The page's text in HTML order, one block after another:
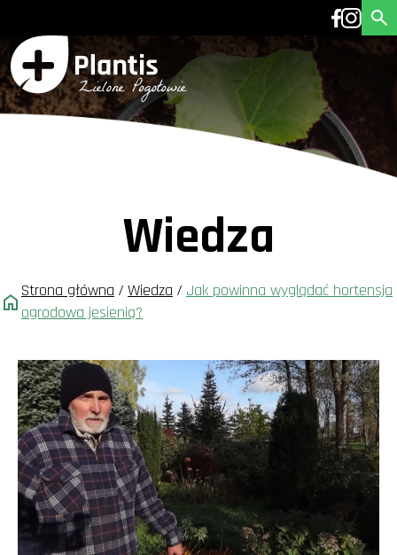
Wiedza
Strona główna / Wiedza / Jak powinna wyglądać hortensja
ogrodowa jesienią?